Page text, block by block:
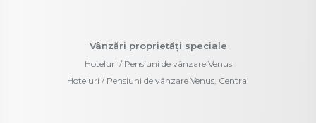
Vânzări proprietăți speciale
Hoteluri / Pensiuni de vânzare Venus
Hoteluri / Pensiuni de vânzare Venus, Central